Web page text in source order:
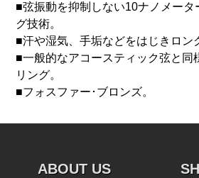
■弦振動を抑制しない10ナノメータ
グ技術。
■汗や湿気、手垢などをはじきロン
■一般的なアコースティック弦と同
リング。
■フォスファー･ブロンズ。
ABOUT US